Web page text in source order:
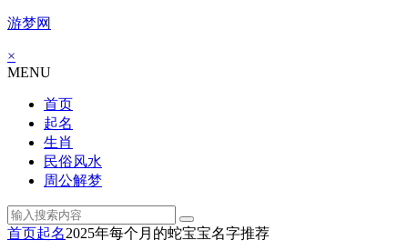
游梦网
×
MENU
首页
起名
生肖
民俗风水
周公解梦
首页起名2025年每个月的蛇宝宝名字推荐